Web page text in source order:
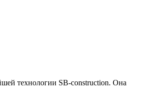
технологии SB-construction. Она